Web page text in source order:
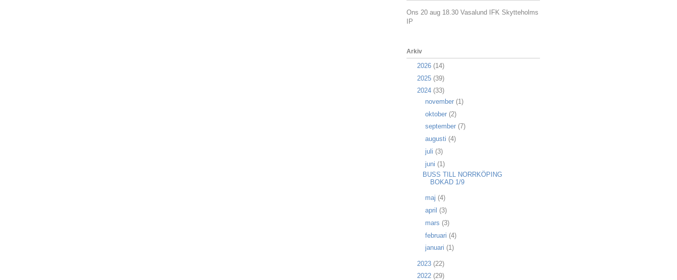
Ons 20 aug 18.30 Vasalund IFK Skytteholms
IP
Arkiv
2026 (14)
2025 (39)
2024 (33)
november (1)
oktober (2)
september (7)
augusti (4)
juli (3)
juni (1)
BUSS TILL NORRKÖPING
BOKAD 1/9
maj (4)
april (3)
mars (3)
februari (4)
januari (1)
2023 (22)
2022 (29)